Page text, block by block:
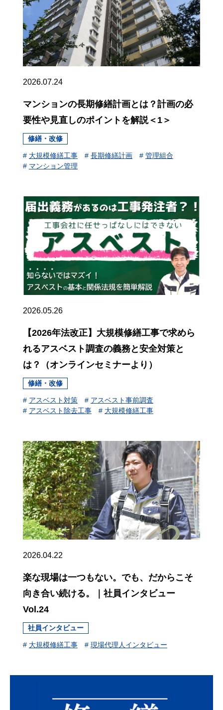
2026.07.24
マンションの長期修繕計画とは？計画の必
要性や見直しのポイントを解説＜1＞
修繕・改修
# 大規模修繕工事 # 長期修繕計画 # 管理組合
# マンション管理
2026.05.26
【2026年法改正】大規模修繕工事で求めら
れるアスベスト調査の義務と安全対策と
は？（オンラインセミナーより）
修繕・改修
# アスベスト対策 # アスベスト事前調査
# アスベスト除去工事 # 大規模修繕工事
2026.04.22
楽な現場は一つもない。でも、だからこそ
向き合い続ける。｜社員インタビュー
Vol.24
社員インタビュー
# 大規模修繕工事 # 現場代理人インタビュー